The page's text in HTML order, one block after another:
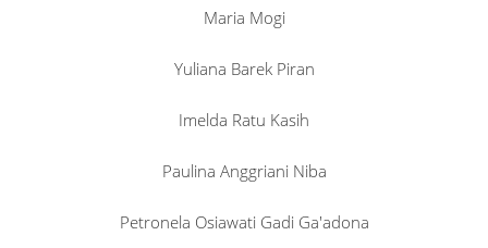
Maria Mogi
Yuliana Barek Piran
Imelda Ratu Kasih
Paulina Anggriani Niba
Petronela Osiawati Gadi Ga'adona